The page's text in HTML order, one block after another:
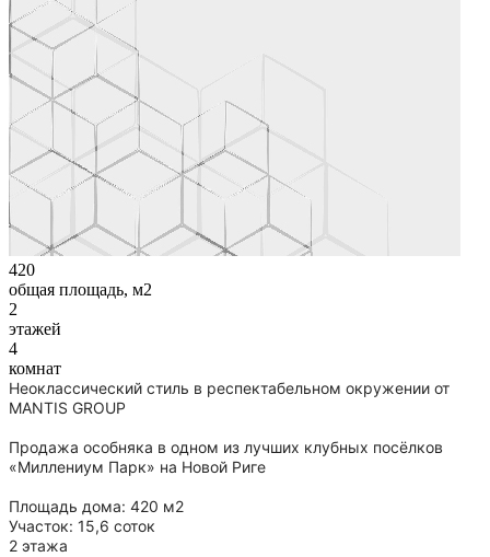
420
общая площадь, м2
2
этажей
4
комнат
Неоклассический стиль в респектабельном окружении от
MANTIS GROUP
Продажа особняка в одном из лучших клубных посёлков
«Миллениум Парк» на Новой Риге
Площадь дома: 420 м2
Участок: 15,6 соток
2 этажа